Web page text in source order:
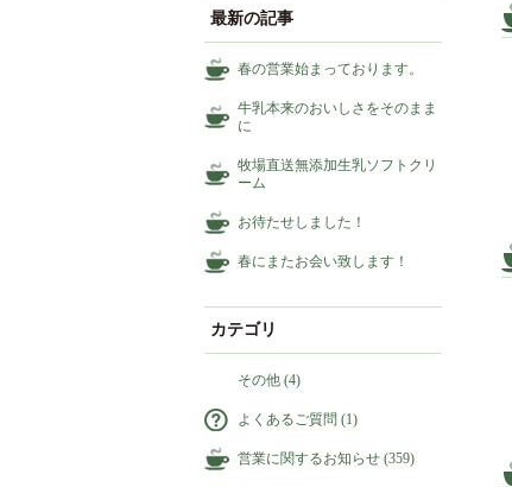
最新の記事
春の営業始まっております。
牛乳本来のおいしさをそのまま
に
牧場直送無添加生乳ソフトクリ
ーム
お待たせしました！
春にまたお会い致します！
カテゴリ
その他 (4)
よくあるご質問 (1)
営業に関するお知らせ (359)